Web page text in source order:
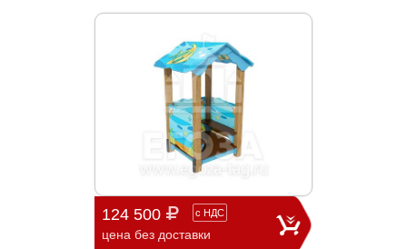
124 500 с НДС
цена без доставки